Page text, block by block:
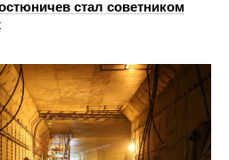
стал советником